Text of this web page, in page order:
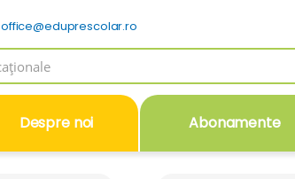
office@eduprescolar.ro
Despre noi Abonamente